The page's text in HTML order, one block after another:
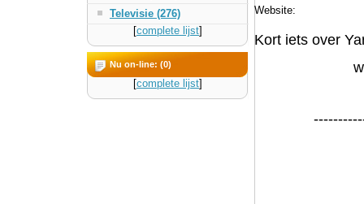
Televisie (276)
[complete lijst]
Nu on-line: (0)
[complete lijst]
Website:
Kort iets over